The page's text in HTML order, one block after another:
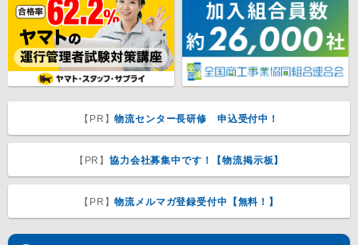
【PR】物流センター長研修 申込受付中！
【PR】協力会社募集中です！【物流掲示板】
【PR】物流メルマガ登録受付中【無料！】